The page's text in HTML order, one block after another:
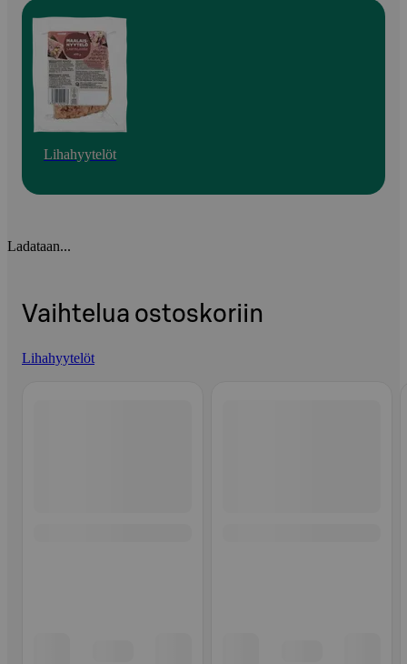
Lihahyytelöt
Ladataan...
Vaihtelua ostoskoriin
Lihahyytelöt